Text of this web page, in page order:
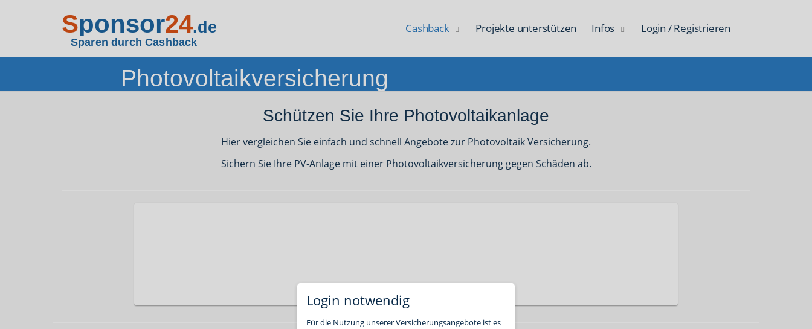
Sponsor24.de
Sparen durch Cashback
Cashback Projekte unterstützen Infos Login / Registrieren
Photovoltaikversicherung
Schützen Sie Ihre Photovoltaikanlage
Hier vergleichen Sie einfach und schnell Angebote zur Photovoltaik Versicherung.
Sichern Sie Ihre PV-Anlage mit einer Photovoltaikversicherung gegen Schäden ab.
Login notwendig
Für die Nutzung unserer Versicherungsangebote ist es